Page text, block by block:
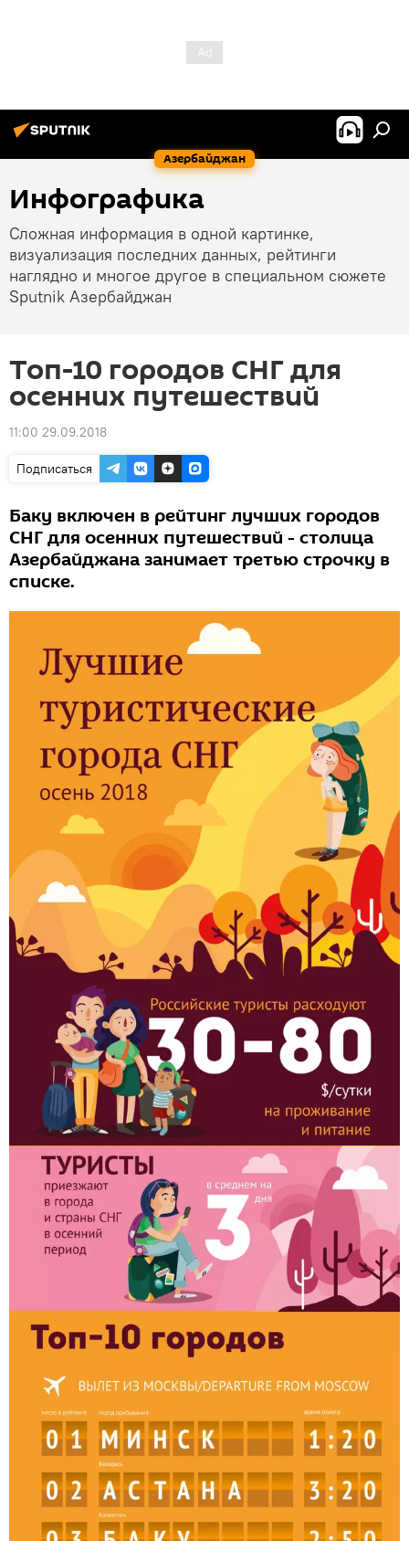
Азербайджан
Инфографика
Сложная информация в одной картинке,
визуализация последних данных, рейтинги
наглядно и многое другое в специальном сюжете
Sputnik Азербайджан
Топ-10 городов СНГ для
осенних путешествий
11:00 29.09.2018
Подписаться
Баку включен в рейтинг лучших городов
СНГ для осенних путешествий - столица
Азербайджана занимает третью строчку в
списке.